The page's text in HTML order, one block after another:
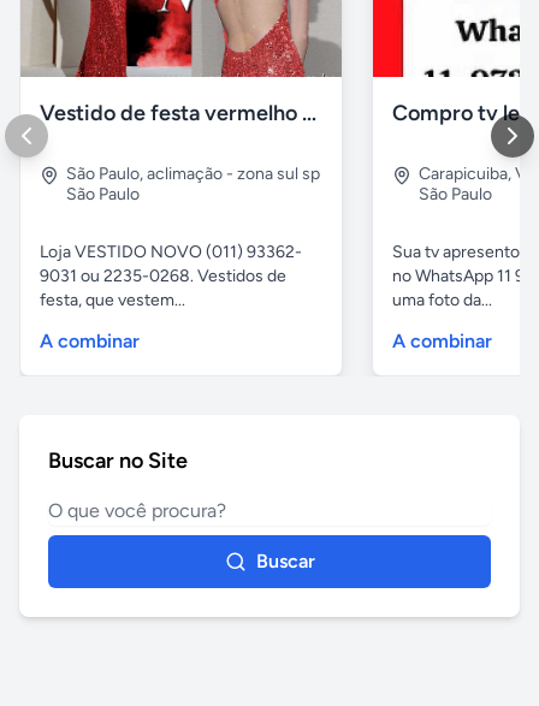
Vestido de festa vermelho com brilho e pedraria
São Paulo,aclimação - zona sul sp
São Paulo
Loja VESTIDO NOVO (011) 93362-
9031 ou 2235-0268. Vestidos de
festa, que vestem...
A combinar
Compro tv
Carapicuiba,
São Paulo
Sua tv apresentou
no WhatsApp 11
uma foto da...
A combinar
Buscar no Site
Buscar